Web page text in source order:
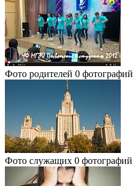
Фото родителей 0 фотографий
Фото служащих 0 фотографий